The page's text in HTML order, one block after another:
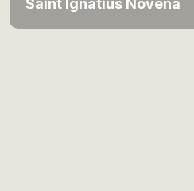
Saint Ignatius Novena